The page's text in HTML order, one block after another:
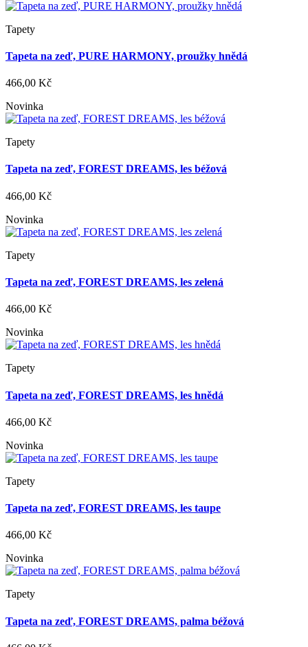
Tapety
Tapeta na zeď, PURE HARMONY, proužky hnědá
466,00 Kč
Novinka
Tapety
Tapeta na zeď, FOREST DREAMS, les béžová
466,00 Kč
Novinka
Tapety
Tapeta na zeď, FOREST DREAMS, les zelená
466,00 Kč
Novinka
Tapety
Tapeta na zeď, FOREST DREAMS, les hnědá
466,00 Kč
Novinka
Tapety
Tapeta na zeď, FOREST DREAMS, les taupe
466,00 Kč
Novinka
Tapety
Tapeta na zeď, FOREST DREAMS, palma béžová